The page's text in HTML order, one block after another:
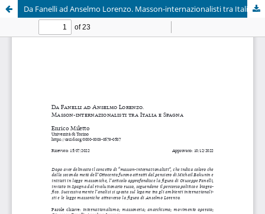
Da Fanelli ad Anselmo Lorenzo. Masson-internazionalisti tra Italia e Spagna